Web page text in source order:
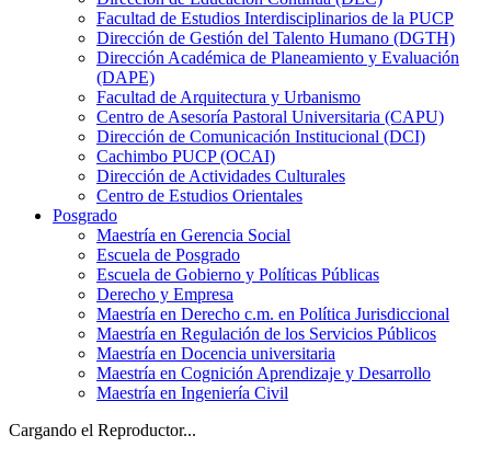
Facultad de Estudios Interdisciplinarios de la PUCP
Dirección de Gestión del Talento Humano (DGTH)
Dirección Académica de Planeamiento y Evaluación
(DAPE)
Facultad de Arquitectura y Urbanismo
Centro de Asesoría Pastoral Universitaria (CAPU)
Dirección de Comunicación Institucional (DCI)
Cachimbo PUCP (OCAI)
Dirección de Actividades Culturales
Centro de Estudios Orientales
Posgrado
Maestría en Gerencia Social
Escuela de Posgrado
Escuela de Gobierno y Políticas Públicas
Derecho y Empresa
Maestría en Derecho c.m. en Política Jurisdiccional
Maestría en Regulación de los Servicios Públicos
Maestría en Docencia universitaria
Maestría en Cognición Aprendizaje y Desarrollo
Maestría en Ingeniería Civil
Cargando el Reproductor...